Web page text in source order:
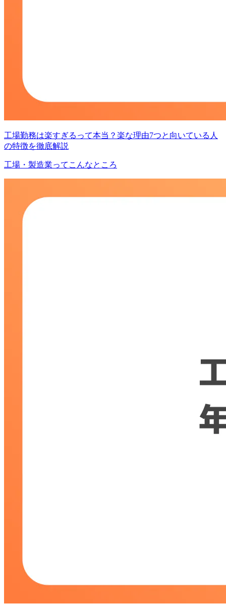
工場勤務は楽すぎるって本当？楽な理由7つと向いている人
の特徴を徹底解説
工場・製造業ってこんなところ